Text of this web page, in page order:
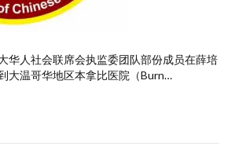
华人社会联席会执监委团队部份成员在薛培
大温哥华地区本拿比医院（Burn…